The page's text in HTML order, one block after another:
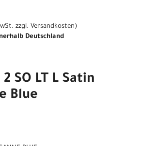
zzgl. Versandkosten)
Deutschland
2 SO LT L Satin
Blue